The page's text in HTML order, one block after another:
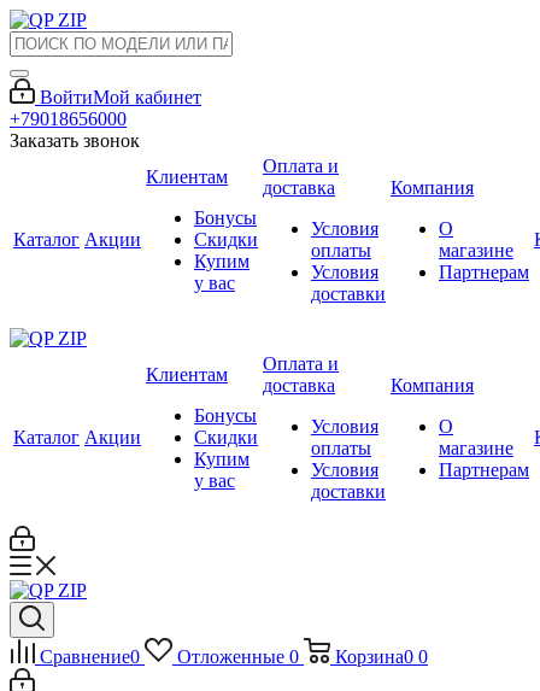
ВойтиМой кабинет
+79018656000
Заказать звонок
Каталог Акции
Клиентам
Бонусы
Скидки
Купим
у вас
Оплата и
доставка
Условия
оплаты
Условия
доставки
Компания
О
магазине
Партнерам
Каталог Акции
Клиентам
Бонусы
Скидки
Купим
у вас
Оплата и
доставка
Условия
оплаты
Условия
доставки
Компания
О
магазине
Партнерам
Сравнение0 Отложенные 0 Корзина0 0